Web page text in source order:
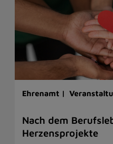
Ehrenamt |
Nach dem
Herzensprojekte